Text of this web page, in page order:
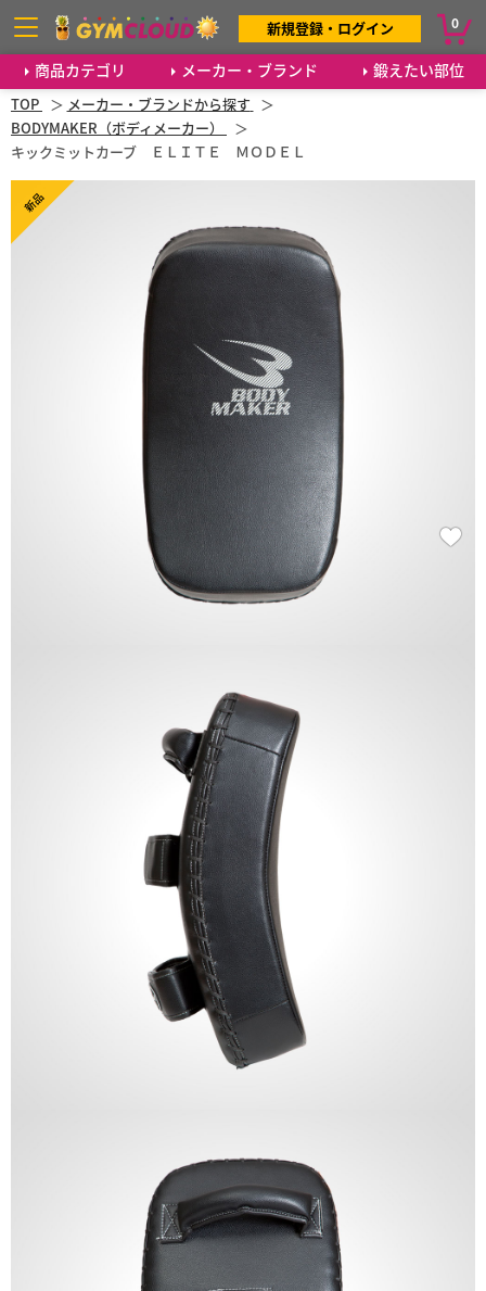
商品カテゴリ メーカー・ブランド 鍛えたい部位
新規登録・ログイン 0
TOP
メーカー・ブランドから探す
BODYMAKER（ボディメーカー）
キックミットカーブ ＥＬＩＴＥ ＭＯＤＥＬ
新品